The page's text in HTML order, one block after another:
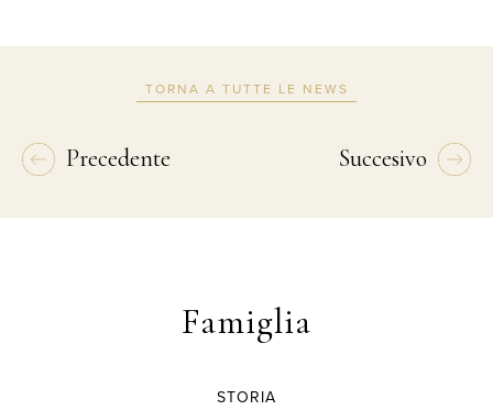
TORNA A TUTTE LE NEWS
Precedente Succesivo
Famiglia
STORIA